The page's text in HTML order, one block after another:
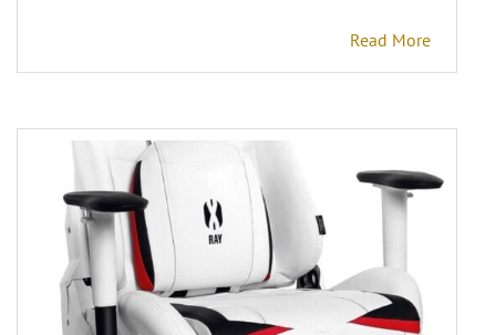
Read More